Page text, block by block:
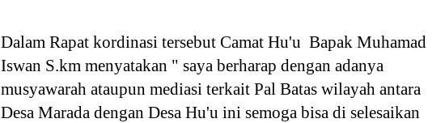
Dalam Rapat kordinasi tersebut Camat Hu'u Bapak Muhamad
Iswan S.km menyatakan " saya berharap dengan adanya
musyawarah ataupun mediasi terkait Pal Batas wilayah antara
Desa Marada dengan Desa Hu'u ini semoga bisa di selesaikan